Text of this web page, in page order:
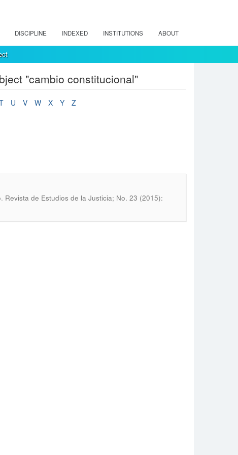
DISCIPLINE INDEXED INSTITUTIONS ABOUT
"cambio constitucional"
U V W X Y
Z
. Revista de Estudios de la Justicia; No. 23 (2015):